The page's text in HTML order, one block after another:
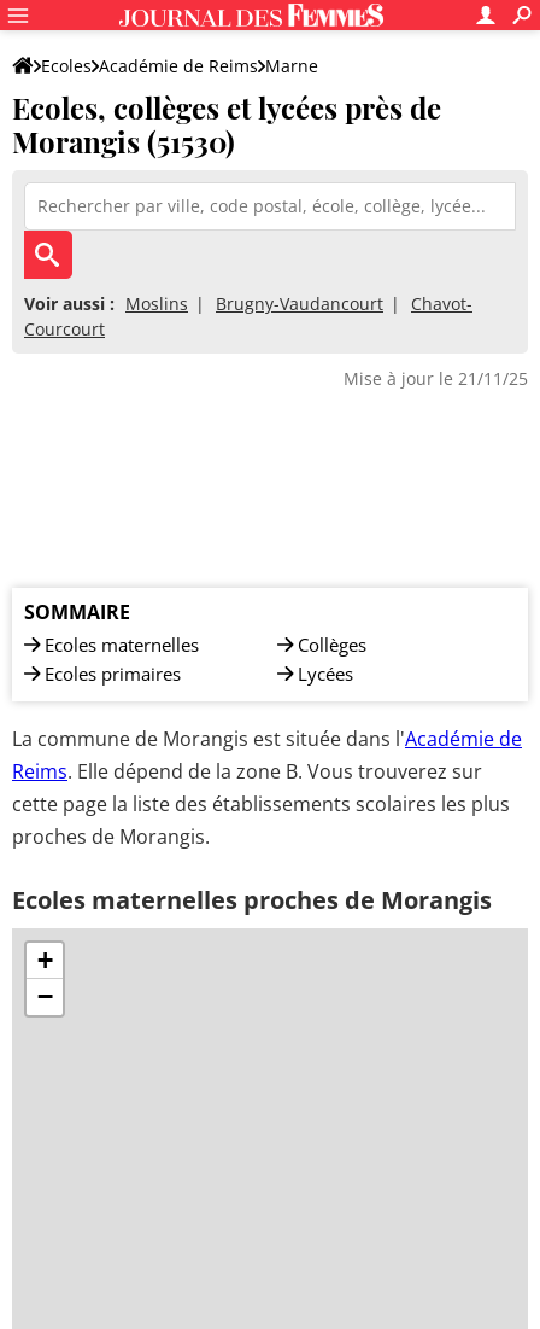
Ecoles Académie de Reims Marne
Ecoles, collèges et lycées près de
Morangis (51530)
Voir aussi : Moslins Brugny-Vaudancourt
Chavot-
Courcourt
Mise à jour le 21/11/25
SOMMAIRE
Ecoles maternelles
Ecoles primaires
Collèges
Lycées
La commune de Morangis est située dans l'Académie de
Reims. Elle dépend de la zone B. Vous trouverez sur
cette page la liste des établissements scolaires les plus
proches de Morangis.
Ecoles maternelles proches de Morangis
+
−